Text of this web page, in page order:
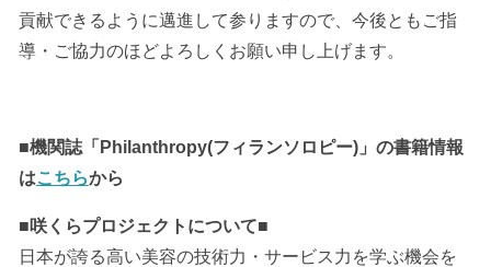
貢献できるように邁進して参りますので、今後ともご指
導・ご協力のほどよろしくお願い申し上げます。
■機関誌「Philanthropy(フィランソロピー)」の書籍情報
はこちらから
■咲くらプロジェクトについて■
日本が誇る高い美容の技術力・サービス力を学ぶ機会を